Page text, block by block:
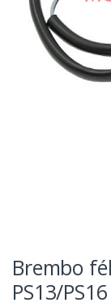
Brembo
PS13/